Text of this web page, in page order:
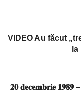
VIDEO Au făcut
𝟐𝟎 𝐝𝐞𝐜𝐞𝐦𝐛𝐫𝐢𝐞 𝟏𝟗𝟖𝟗 –